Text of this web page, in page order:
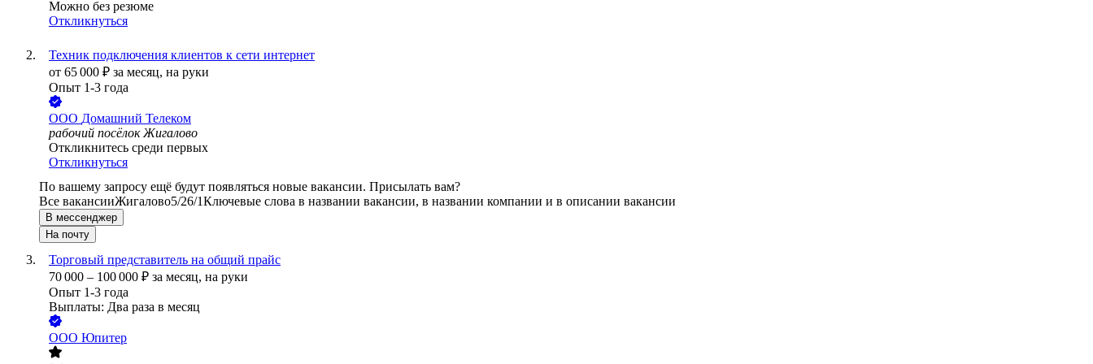
Можно без резюме
Откликнуться
Техник подключения клиентов к сети интернет
от 65 000 ₽ за месяц, на руки
Опыт 1-3 года
ООО Домашний Телеком
рабочий посёлок Жигалово
Откликнитесь среди первых
Откликнуться
По вашему запросу ещё будут появляться новые вакансии. Присылать вам?
Все вакансииЖигалово5/26/1Ключевые слова в названии вакансии, в названии компании и в описании вакансии
В мессенджер
На почту
Торговый представитель на общий прайс
70 000 – 100 000 ₽ за месяц, на руки
Опыт 1-3 года
Выплаты: Два раза в месяц
ООО Юпитер